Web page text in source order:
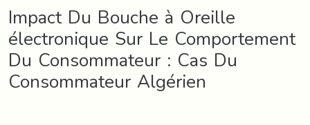
Impact Du Bouche à Oreille
électronique Sur Le Comportement
Du Consommateur : Cas Du
Consommateur Algérien